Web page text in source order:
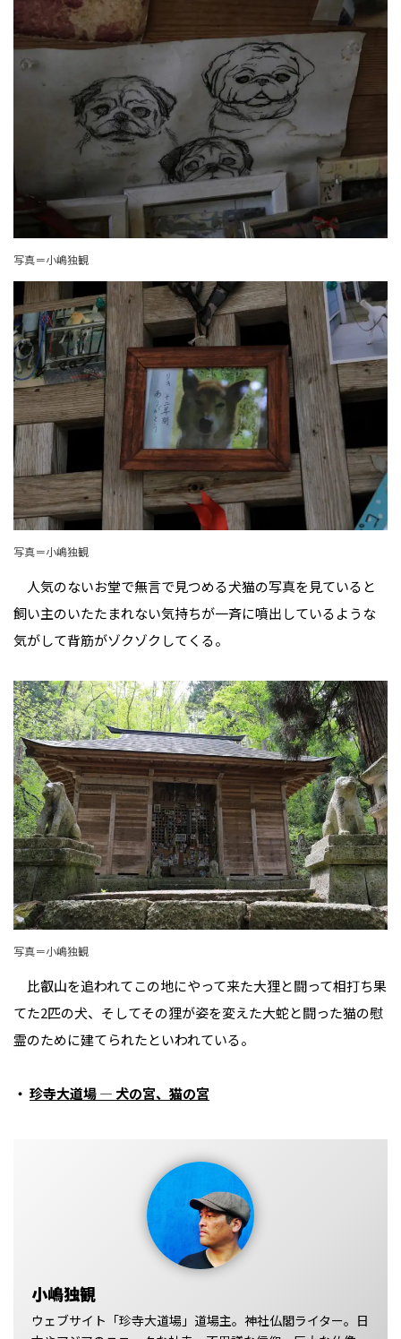
写真＝小嶋独観
写真＝小嶋独観
人気のないお堂で無言で見つめる犬猫の写真を見ていると
飼い主のいたたまれない気持ちが一斉に噴出しているような
気がして背筋がゾクゾクしてくる。
写真＝小嶋独観
比叡山を追われてこの地にやって来た大狸と闘って相打ち果
てた2匹の犬、そしてその狸が姿を変えた大蛇と闘った猫の慰
霊のために建てられたといわれている。
・ 珍寺大道場 ― 犬の宮、猫の宮
小嶋独観
ウェブサイト「珍寺大道場」道場主。神社仏閣ライター。日